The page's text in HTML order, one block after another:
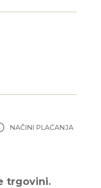
NAČINI PLAĆANJA
trgovini.